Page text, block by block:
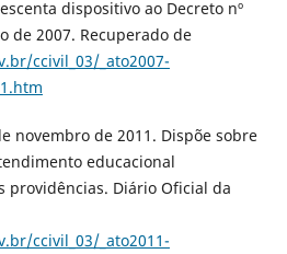
dispositivo ao Decreto nº
de 2007. Recuperado de
ccivil_03/_ato2007-
novembro de 2011. Dispõe sobre
educacional
providências. Diário Oficial da
ccivil_03/_ato2011-